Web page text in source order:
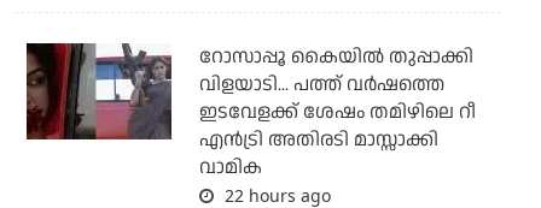
റോസാപ്പൂ കൈയില്‍ തുപ്പാക്കി
വിളയാടി... പത്ത് വര്‍ഷത്തെ
ഇടവേളക്ക് ശേഷം തമിഴിലെ റീ
എന്‍ട്രി അതിരടി മാസ്സാക്കി
വാമിക
22 hours ago